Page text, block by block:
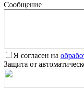
Сообщение
Я согласен на
Защита от